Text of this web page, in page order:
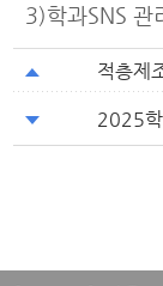
3)학과SNS 관
적층제
2025학